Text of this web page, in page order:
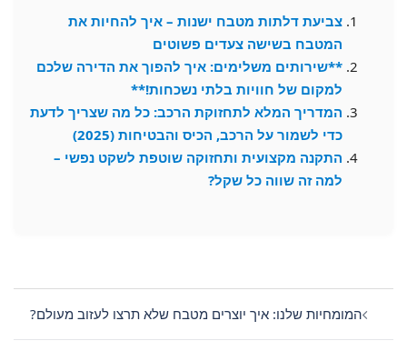
צביעת דלתות מטבח ישנות – איך להחיות את
המטבח בשישה צעדים פשוטים
**שירותים משלימים: איך להפוך את הדירה שלכם
למקום של חוויות בלתי נשכחות!**
המדריך המלא לתחזוקת הרכב: כל מה שצריך לדעת
כדי לשמור על הרכב, הכיס והבטיחות (2025)
התקנה מקצועית ותחזוקה שוטפת לשקט נפשי –
למה זה שווה כל שקל?
Post
navigation
המומחיות שלנו: איך יוצרים מטבח שלא תרצו לעזוב מעולם?